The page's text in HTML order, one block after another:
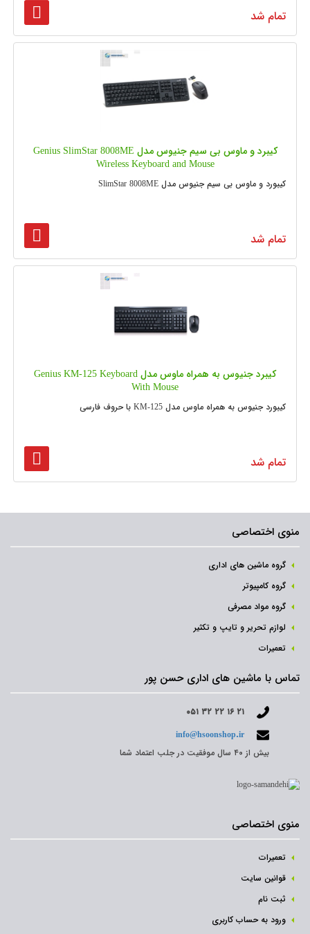
تمام شد
کیبرد و ماوس بی سیم جنیوس مدل Genius SlimStar 8008ME
Wireless Keyboard and Mouse
کیبورد و ماوس بی سیم جنیوس مدل SlimStar 8008ME
تمام شد
کیبرد جنیوس به همراه ماوس مدل Genius KM-125 Keyboard
With Mouse
کیبورد جنیوس به همراه ماوس مدل KM-125 با حروف فارسی
تمام شد
منوی اختصاصی
گروه ماشین های اداری
گروه کامپیوتر
گروه مواد مصرفی
لوازم تحریر و تایپ و تکثیر
تعمیرات
تماس با ماشین های اداری حسن پور
۰۵۱ ۳۲ ۲۲ ۱۶ ۲۱
info@hsoonshop.ir
بیش از ۴۰ سال موفقیت در جلب اعتماد شما
منوی اختصاصی
تعمیرات
قوانین سایت
ثبت نام‌
ورود به حساب کاربری